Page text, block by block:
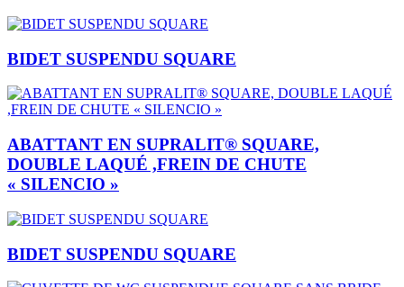
BIDET SUSPENDU SQUARE
ABATTANT EN SUPRALIT® SQUARE,
DOUBLE LAQUÉ ,FREIN DE CHUTE
« SILENCIO »
BIDET SUSPENDU SQUARE